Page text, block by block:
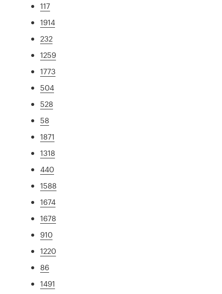
117
1914
232
1259
1773
504
528
58
1871
1318
440
1588
1674
1678
910
1220
86
1491